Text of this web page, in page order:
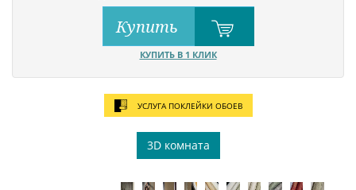
Купить
КУПИТЬ В 1 КЛИК
УСЛУГА ПОКЛЕЙКИ ОБОЕВ
3D комната